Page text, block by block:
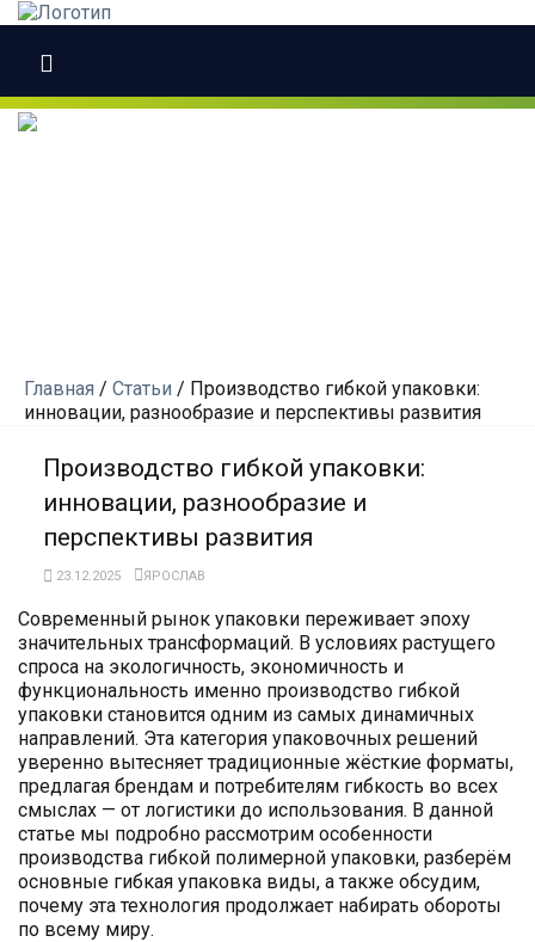
Главная / Статьи / Производство гибкой упаковки:
инновации, разнообразие и перспективы развития
Производство гибкой упаковки:
инновации, разнообразие и
перспективы развития
23.12.2025 ЯРОСЛАВ
Современный рынок упаковки переживает эпоху
значительных трансформаций. В условиях растущего
спроса на экологичность, экономичность и
функциональность именно производство гибкой
упаковки становится одним из самых динамичных
направлений. Эта категория упаковочных решений
уверенно вытесняет традиционные жёсткие форматы,
предлагая брендам и потребителям гибкость во всех
смыслах — от логистики до использования. В данной
статье мы подробно рассмотрим особенности
производства гибкой полимерной упаковки, разберём
основные гибкая упаковка виды, а также обсудим,
почему эта технология продолжает набирать обороты
по всему миру.